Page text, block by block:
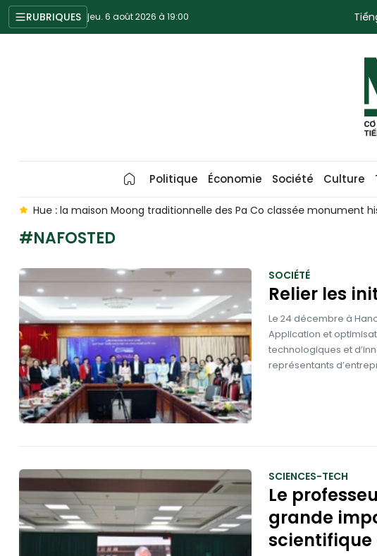
RUBRIQUES jeu. 6 août 2026 à 19:00
Politique Économie Société Culture
Hue : la maison Moong traditionnelle des Pa Co classée monument
#NAFOSTED
SOCIÉTÉ
Relier les
Le 24 décembre à
Application et
technologiques et
représentants
SCIENCES-TECH
Le
grande
scientifique